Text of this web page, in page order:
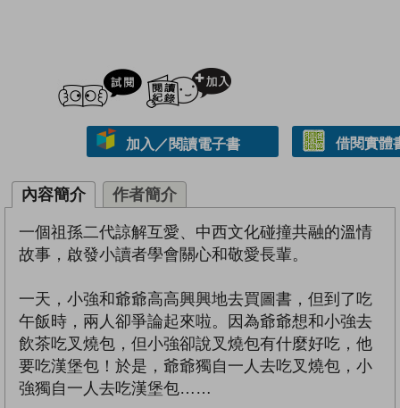
試閲
加入／閱讀電子書 借閱實體
內容簡介 作者簡介
一個祖孫二代諒解互愛、中西文化碰撞共融的溫情
故事，啟發小讀者學會關心和敬愛長輩。
一天，小強和爺爺高高興興地去買圖書，但到了吃
午飯時，兩人卻爭論起來啦。因為爺爺想和小強去
飲茶吃叉燒包，但小強卻說叉燒包有什麼好吃，他
要吃漢堡包！於是，爺爺獨自一人去吃叉燒包，小
強獨自一人去吃漢堡包……